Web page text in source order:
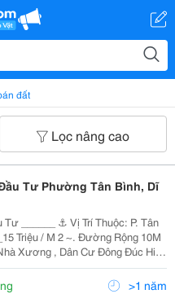
đất
Lọc nâng cao
Tư Phường Tân Bình, Dĩ
______ ⚓ Vị Trí Thuộc: P. Tân
Triệu / M 2 ~. Đường Rộng 10M
Xương , Dân Cư Đông Đúc Hiện
&Amp; 700M Rất Phù Hợp Để
Hoặc Phân Lô Tách Thửa >1 năm